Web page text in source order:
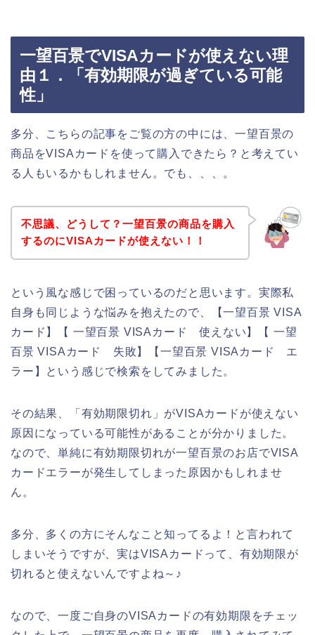
一望百景でVISAカードが使えない理
由１．「有効期限が過ぎている可能
性」
多分、こちらの記事をご覧の方の中には、一望百景の
商品をVISAカードを使って購入できたら？と考えてい
る人もいるかもしれません。でも、、、。
不思議、どうして？一望百景の商品を購入
するのにVISAカードが使えない！！
という風な感じで困っているのだと思います。実際私
自身も同じような悩みを抱えたので、【一望百景 VISA
カード】【 一望百景 VISAカード 使えない】【 一望
百景 VISAカード 失敗】【一望百景 VISAカード エ
ラー】という感じで検索をしてみました。
その結果、「有効期限切れ」がVISAカードが使えない
原因になっている可能性があることが分かりました。
なので、単純に有効期限切れが一望百景のお店でVISA
カードエラーが発生してしまった原因かもしれませ
ん。
多分、多くの方にそんなこと知ってるよ！と言われて
しまいそうですが、実はVISAカードって、有効期限が
切れると使えないんですよね～♪
なので、一度ご自身のVISAカードの有効期限をチェッ